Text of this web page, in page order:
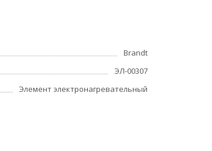
Brandt
ЭЛ-00307
Элемент электронагревательный